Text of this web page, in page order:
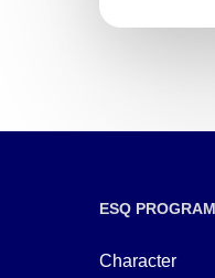
ESQ
Character